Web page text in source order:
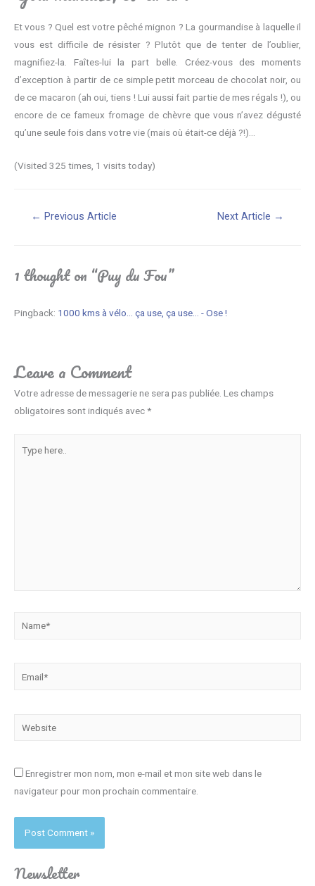
Et vous ? Quel est votre pêché mignon ? La gourmandise à laquelle il
vous est difficile de résister ? Plutôt que de tenter de l’oublier,
magnifiez-la. Faîtes-lui la part belle. Créez-vous des moments
d’exception à partir de ce simple petit morceau de chocolat noir, ou
de ce macaron (ah oui, tiens ! Lui aussi fait partie de mes régals !), ou
encore de ce fameux fromage de chèvre que vous n’avez dégusté
qu’une seule fois dans votre vie (mais où était-ce déjà ?!)…
(Visited 325 times, 1 visits today)
Navigation
l’article
← Previous Article Next Article →
1 thought on “Puy du Fou”
Pingback: 1000 kms à vélo... ça use, ça use... - Ose !
Leave a Comment
Votre adresse de messagerie ne sera pas publiée. Les champs
obligatoires sont indiqués avec*
Name*
Email*
Website
Enregistrer mon nom, mon e-mail et mon site web dans le
navigateur pour mon prochain commentaire.
Newsletter